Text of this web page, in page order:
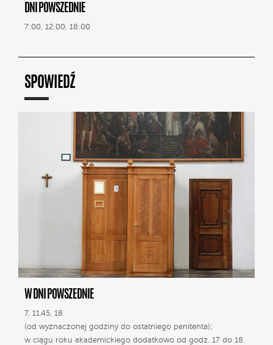
DNI POWSZEDNIE
7:00, 12:00, 18:00
SPOWIEDŹ
W DNI POWSZEDNIE
7, 11.45, 18
(od wyznaczonej godziny do ostatniego penitenta);
w ciągu roku akademickiego dodatkowo od godz. 17 do 18.